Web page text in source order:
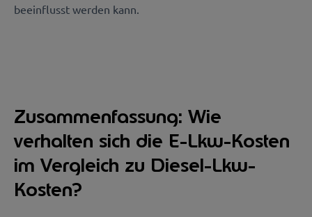
beeinflusst werden kann.
Zusammenfassung: Wie
verhalten sich die E-Lkw-Kosten
im Vergleich zu Diesel-Lkw-
Kosten?